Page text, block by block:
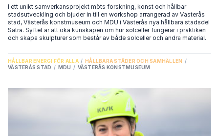
I ett unikt samverkansprojekt möts forskning, konst och hållbar
stadsutveckling och bjuder in till en workshop arrangerad av Västerås
stad, Västerås konstmuseum och MDU i Västerås nya hållbara stadsdel
Sätra. Syftet är att öka kunskapen om hur solceller fungerar i praktiken
och skapa skulpturer som består av både solceller och andra material.
HÅLLBAR ENERGI FÖR ALLA / HÅLLBARA STÄDER OCH SAMHÄLLEN /
VÄSTERÅS STAD / MDU / VÄSTERÅS KONSTMUSEUM